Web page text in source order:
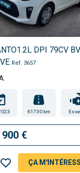
DPI 79CV
Ref. 3657
61730 km
900 €
ÇA